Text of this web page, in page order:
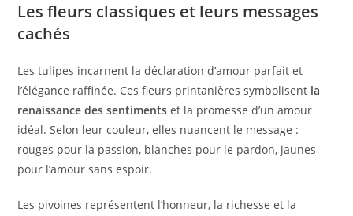
Les fleurs classiques et leurs messages
cachés
Les tulipes incarnent la déclaration d’amour parfait et
l’élégance raffinée. Ces fleurs printanières symbolisent la
renaissance des sentiments et la promesse d’un amour
idéal. Selon leur couleur, elles nuancent le message :
rouges pour la passion, blanches pour le pardon, jaunes
pour l’amour sans espoir.
Les pivoines représentent l’honneur, la richesse et la